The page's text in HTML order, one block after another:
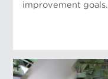
improvement goals.